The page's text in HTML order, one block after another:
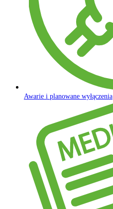
Awarie i planowane wyłączenia